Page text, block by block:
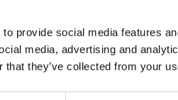
provide social media features
media, advertising and
they’ve collected from your